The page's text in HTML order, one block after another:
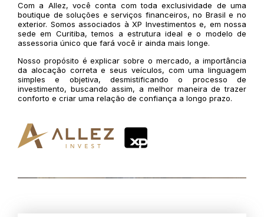
Com a Allez, você conta com toda exclusividade de uma
boutique de soluções e serviços financeiros, no Brasil e no
exterior. Somos associados à XP Investimentos e, em nossa
sede em Curitiba, temos a estrutura ideal e o modelo de
assessoria único que fará você ir ainda mais longe.
Nosso propósito é explicar sobre o mercado, a importância
da alocação correta e seus veículos, com uma linguagem
simples e objetiva, desmistificando o processo de
investimento, buscando assim, a melhor maneira de trazer
conforto e criar uma relação de confiança a longo prazo.